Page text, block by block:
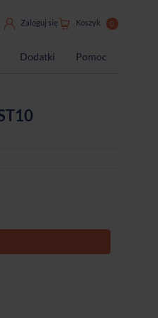
Zaloguj się Koszyk 0
Dodatki Pomoc